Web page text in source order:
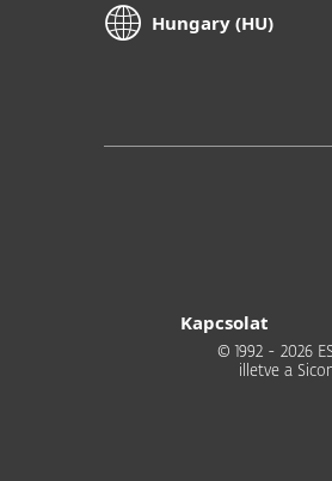
Hungary (HU)
Kapcsolat
© 1992 - 2026
illetve a